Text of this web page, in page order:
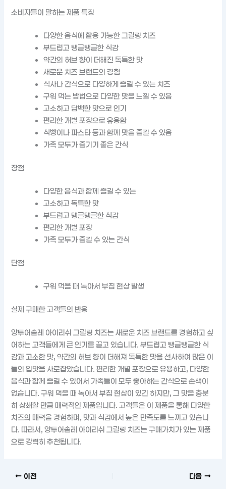
소비자들이 말하는 제품 특징
다양한 음식에 활용 가능한 그릴링 치즈
부드럽고 탱글탱글한 식감
약간의 허브 향이 더해진 독특한 맛
새로운 치즈 브랜드의 경험
식사나 간식으로 다양하게 즐길 수 있는 치즈
구워 먹는 방법으로 다양한 맛을 느낄 수 있음
고소하고 담백한 맛으로 인기
편리한 개별 포장으로 유용함
식빵이나 파스타 등과 함께 맛을 즐길 수 있음
가족 모두가 즐기기 좋은 간식
장점
다양한 음식과 함께 즐길 수 있는
고소하고 독특한 맛
부드럽고 탱글탱글한 식감
편리한 개별 포장
가족 모두가 즐길 수 있는 간식
단점
구워 먹을 때 녹아서 부침 현상 발생
실제 구매한 고객들의 반응
앙투어솔레 아이리쉬 그릴링 치즈는 새로운 치즈 브랜드를 경험하고 싶
어하는 고객들에게 큰 인기를 끌고 있습니다. 부드럽고 탱글탱글한 식
감과 고소한 맛, 약간의 허브 향이 더해져 독특한 맛을 선사하여 많은 이
들의 입맛을 사로잡았습니다. 편리한 개별 포장으로 유용하고, 다양한
음식과 함께 즐길 수 있어서 가족들이 모두 좋아하는 간식으로 손색이
없습니다. 구워 먹을 때 녹아서 부침 현상이 있긴 하지만, 그 맛을 충분
히 상쇄할 만큼 매력적인 제품입니다. 고객들은 이 제품을 통해 다양한
치즈의 매력을 경험하며, 맛과 식감에서 높은 만족도를 느끼고 있습니
다. 따라서, 앙투어솔레 아이리쉬 그릴링 치즈는 구매가치가 있는 제품
으로 강력히 추천됩니다.
이전 다음